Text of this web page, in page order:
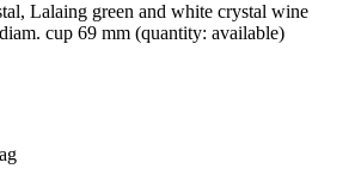
Lalaing green and white crystal wine
cup 69 mm (quantity: available)